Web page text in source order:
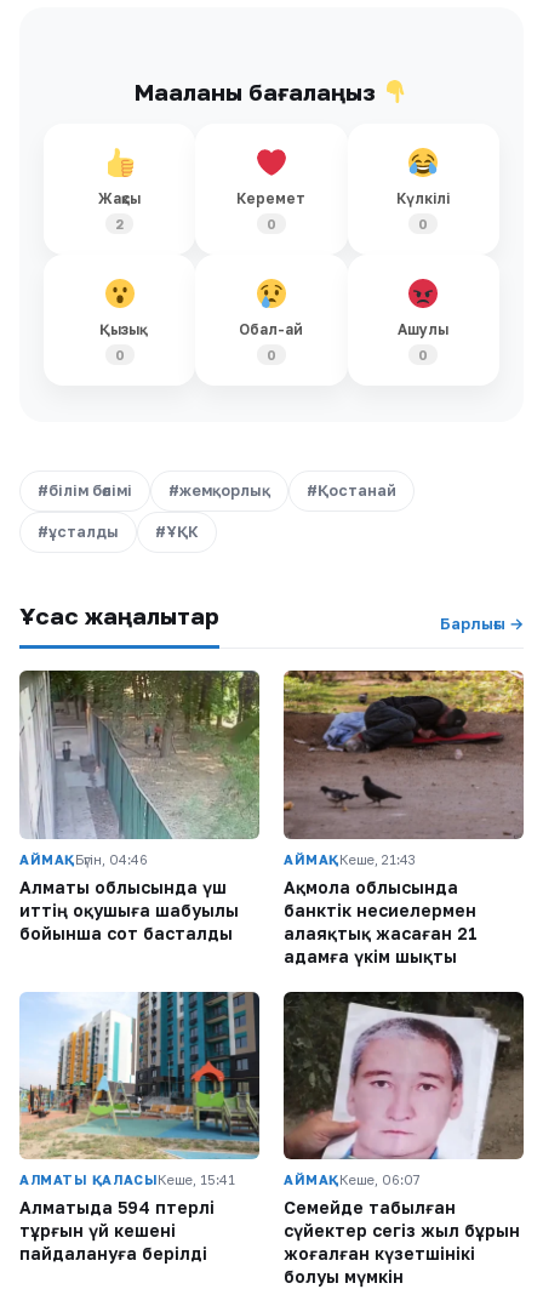
Мақаланы бағалаңыз
Жақсы
2
Керемет
0
Күлкілі
0
Қызық
0
Обал-ай
0
Ашулы
0
#білім бөлімі #жемқорлық #Қостанай
#ұсталды #ҰҚК
Ұқсас жаңалықтар Барлығы →
АЙМАҚБүгін, 04:46
Алматы облысында үш
иттің оқушыға шабуылы
бойынша сот басталды
АЙМАҚКеше, 21:43
Ақмола облысында
банктік несиелермен
алаяқтық жасаған 21
адамға үкім шықты
АЛМАТЫ ҚАЛАСЫКеше, 15:41
Алматыда 594 пәтерлі
тұрғын үй кешені
пайдалануға берілді
АЙМАҚКеше, 06:07
Семейде табылған
сүйектер сегіз жыл бұрын
жоғалған күзетшінікі
болуы мүмкін